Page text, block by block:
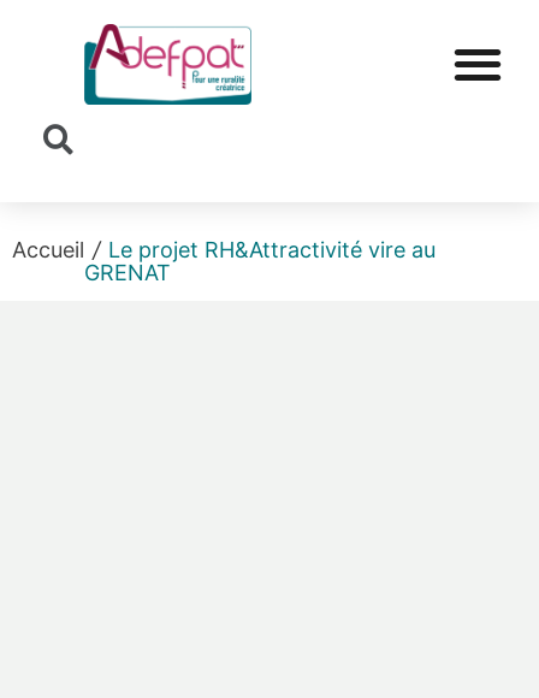
Accueil / Le projet RH&Attractivité vire au
GRENAT